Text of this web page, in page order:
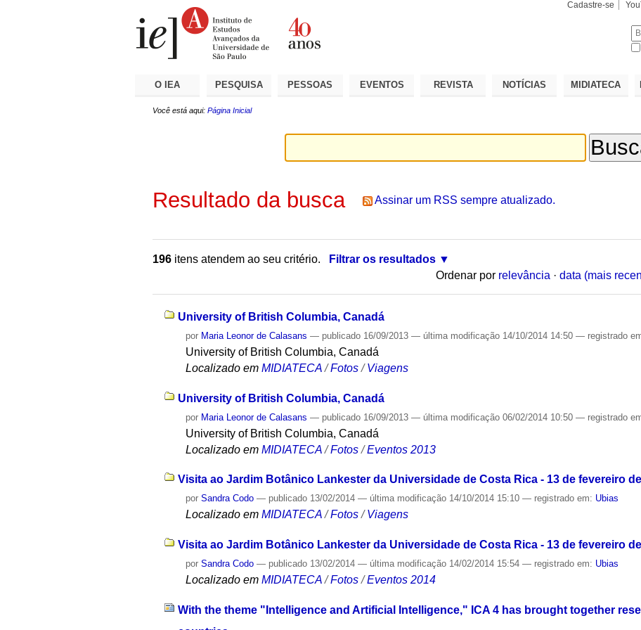
Cadastre-se
O IEA PESQUISA PESSOAS EVENTOS REVISTA NOTÍCIAS MIDIATECA
Você está aqui: Página Inicial
Resultado da busca Assinar um RSS sempre atualizado.
196 itens atendem ao seu critério.
Filtrar os resultados
Ordenar por relevância · data (mais
University of British Columbia, Canadá
por Maria Leonor de Calasans — publicado 16/09/2013— última modificação 14/10/2014 14:50— registrado
University of British Columbia, Canadá
Localizado em MIDIATECA /Fotos /Viagens
University of British Columbia, Canadá
por Maria Leonor de Calasans — publicado 16/09/2013— última modificação 06/02/2014 10:50— registrado
University of British Columbia, Canadá
Localizado em MIDIATECA /Fotos /Eventos 2013
Visita ao Jardim Botânico Lankester da Universidade de Costa Rica - 13 de fevereiro
porSandra Codo — publicado 13/02/2014— última modificação 14/10/2014 15:10— registrado em: Ubias
Localizado em MIDIATECA /Fotos /Viagens
Visita ao Jardim Botânico Lankester da Universidade de Costa Rica - 13 de fevereiro
porSandra Codo — publicado 13/02/2014— última modificação 14/02/2014 15:54— registrado em: Ubias
Localizado em MIDIATECA /Fotos /Eventos 2014
With the theme "Intelligence and Artificial Intelligence," ICA 4 has brought together